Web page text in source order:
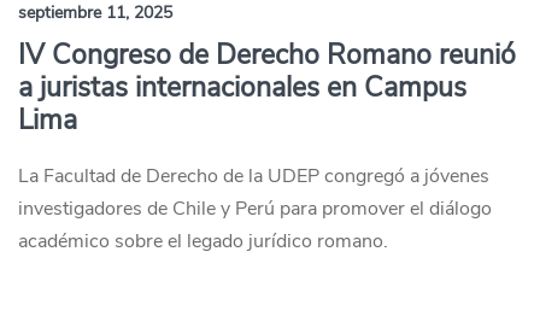
septiembre 11, 2025
IV Congreso de Derecho Romano reunió
a juristas internacionales en Campus
Lima
La Facultad de Derecho de la UDEP congregó a jóvenes
investigadores de Chile y Perú para promover el diálogo
académico sobre el legado jurídico romano.